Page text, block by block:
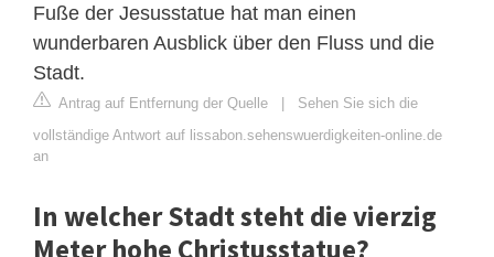
Fuße der Jesusstatue hat man einen
wunderbaren Ausblick über den Fluss und die
Stadt.
Antrag auf Entfernung der Quelle | Sehen Sie sich die
vollständige Antwort auf lissabon.sehenswuerdigkeiten-online.de
an
In welcher Stadt steht die vierzig
Meter hohe Christusstatue?